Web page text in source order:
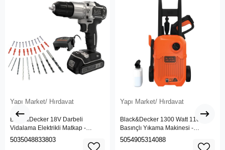
Yapı Market/ Hırdavat
Black&Decker 18V Darbeli
Vidalama Elektrikli Matkap -
BDCHD18SC1K-QW
5035048833803
Yapı Market/ Hırdavat
Black&Decker 1300 Watt 110 Bar
Basınçlı Yıkama Makinesi -
(BEPW1300L-QS)
5054905314088